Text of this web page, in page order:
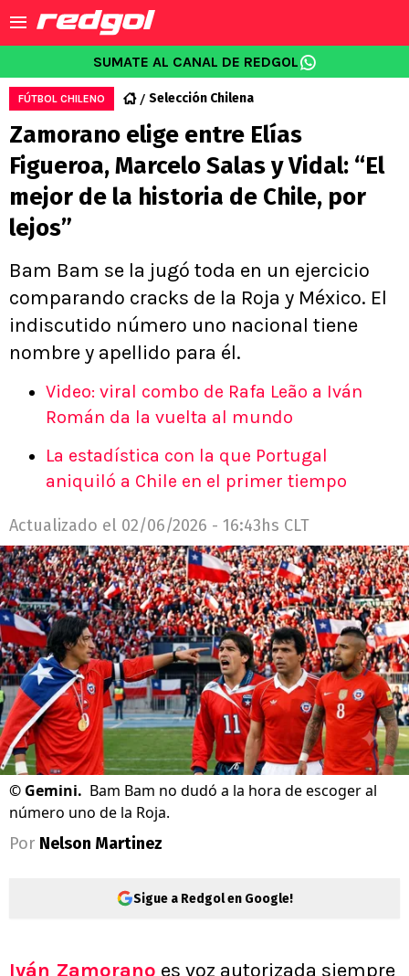
SUMATE AL CANAL DE REDGOL
FÚTBOL CHILENO Selección Chilena
Zamorano elige entre Elías
Figueroa, Marcelo Salas y Vidal: “El
mejor de la historia de Chile, por
lejos”
Bam Bam se la jugó toda en un ejercicio
comparando cracks de la Roja y México. El
indiscutido número uno nacional tiene
nombre y apellido para él.
Video: viral combo de Rafa Leão a Iván
Román da la vuelta al mundo
La estadística con la que Portugal
aniquiló a Chile en el primer tiempo
Actualizado el 02/06/2026 - 16:43hs CLT
© Gemini. Bam Bam no dudó a la hora de escoger al
número uno de la Roja.
Por Nelson Martinez
Sigue a Redgol en Google!
Iván Zamorano es voz autorizada siempre